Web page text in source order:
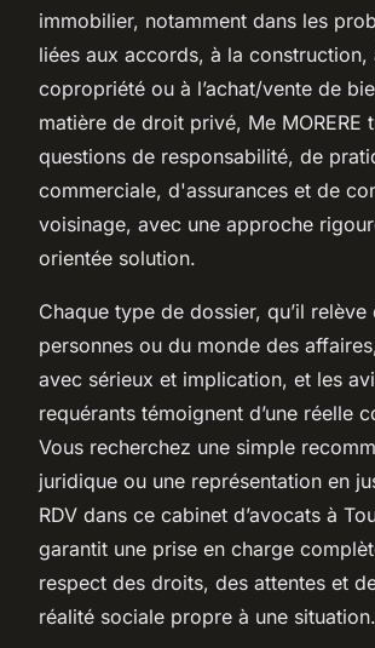
immobilier, notamment dans les
liées aux accords, à la construction,
copropriété ou à l’achat/vente de
matière de droit privé, Me MORERE
questions de responsabilité, de
commerciale, d'assurances et de
voisinage, avec une approche
orientée solution.
Chaque type de dossier, qu’il
personnes ou du monde des
avec sérieux et implication, et les
requérants témoignent d’une réelle
Vous recherchez une simple
juridique ou une représentation en
RDV dans ce cabinet d’avocats à
garantit une prise en charge
respect des droits, des attentes et
réalité sociale propre à une situation.